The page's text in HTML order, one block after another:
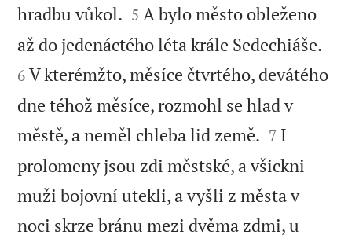
hradbu vůkol. 

5 A bylo město obleženo
až do jedenáctého léta krále Sedechiáše.
6 V kterémžto, měsíce čtvrtého, devátého
dne téhož měsíce, rozmohl se hlad v
městě, a neměl chleba lid země. 

7 I
prolomeny jsou zdi městské, a všickni
muži bojovní utekli, a vyšli z města v
noci skrze bránu mezi dvěma zdmi, u